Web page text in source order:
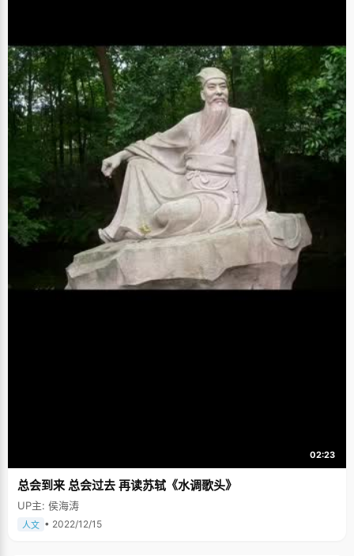
02:23
总会到来 总会过去 再读苏轼《水调歌头》
UP主: 侯海涛
人文 • 2022/12/15